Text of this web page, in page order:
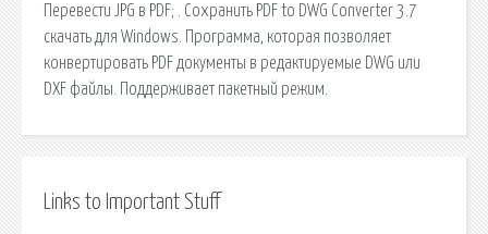
Перевести JPG в PDF; . Сохранить PDF to DWG Converter 3.7
скачать для Windows. Программа, которая позволяет
конвертировать PDF документы в редактируемые DWG или
DXF файлы. Поддерживает пакетный режим.
Links to Important Stuff